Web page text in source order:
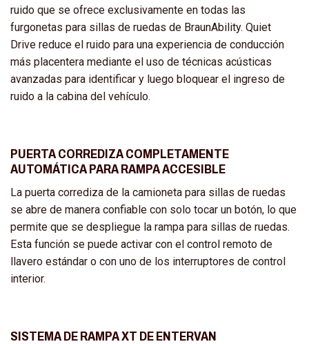
ruido que se ofrece exclusivamente en todas las
furgonetas para sillas de ruedas de BraunAbility. Quiet
Drive reduce el ruido para una experiencia de conducción
más placentera mediante el uso de técnicas acústicas
avanzadas para identificar y luego bloquear el ingreso de
ruido a la cabina del vehículo.
PUERTA CORREDIZA COMPLETAMENTE
AUTOMÁTICA PARA RAMPA ACCESIBLE
La puerta corrediza de la camioneta para sillas de ruedas
se abre de manera confiable con solo tocar un botón, lo que
permite que se despliegue la rampa para sillas de ruedas.
Esta función se puede activar con el control remoto de
llavero estándar o con uno de los interruptores de control
interior.
SISTEMA DE RAMPA XT DE ENTERVAN